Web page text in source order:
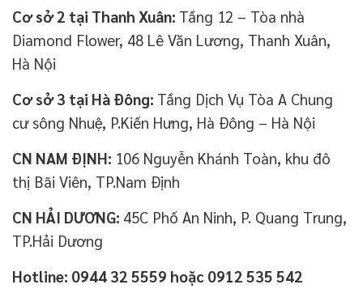
Cơ sở 2 tại Thanh Xuân: Tầng 12 – Tòa nhà
Diamond Flower, 48 Lê Văn Lương, Thanh Xuân,
Hà Nội
Cơ sở 3 tại Hà Đông: Tầng Dịch Vụ Tòa A Chung
cư sông Nhuệ, P.Kiến Hưng, Hà Đông – Hà Nội
CN NAM ĐỊNH: 106 Nguyễn Khánh Toàn, khu đô
thị Bãi Viên, TP.Nam Định
CN HẢI DƯƠNG: 45C Phố An Ninh, P. Quang Trung,
TP.Hải Dương
Hotline: 0944 32 5559 hoặc 0912 535 542